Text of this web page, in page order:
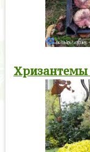
Хризантемы